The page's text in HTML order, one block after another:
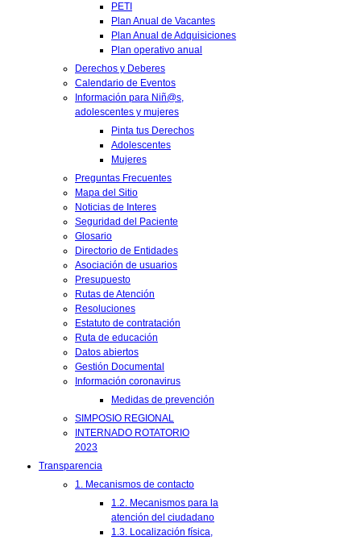
PETI
Plan Anual de Vacantes
Plan Anual de Adquisiciones
Plan operativo anual
Derechos y Deberes
Calendario de Eventos
Información para Niñ@s,
adolescentes y mujeres
Pinta tus Derechos
Adolescentes
Mujeres
Preguntas Frecuentes
Mapa del Sitio
Noticias de Interes
Seguridad del Paciente
Glosario
Directorio de Entidades
Asociación de usuarios
Presupuesto
Rutas de Atención
Resoluciones
Estatuto de contratación
Ruta de educación
Datos abiertos
Gestión Documental
Información coronavirus
Medidas de prevención
SIMPOSIO REGIONAL
INTERNADO ROTATORIO
2023
Transparencia
1. Mecanismos de contacto
1.2. Mecanismos para la
atención del ciudadano
1.3. Localización física,